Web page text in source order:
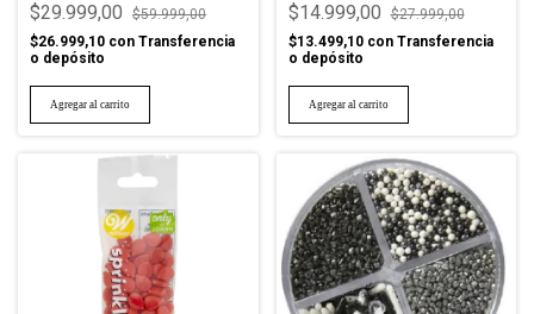
$29.999,00
$59.999,00
$26.999,10 con Transferencia
o depósito
$14.999,00
$27.999,00
$13.499,10 con Transferencia
o depósito